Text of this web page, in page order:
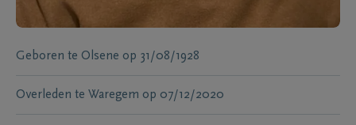
Geboren te Olsene op 31/08/1928
Overleden te Waregem op 07/12/2020